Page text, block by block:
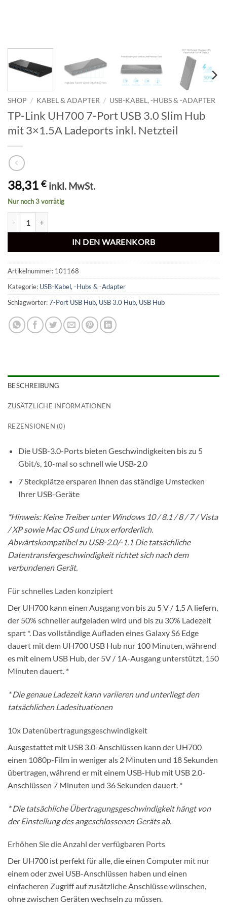
SHOP / KABEL & ADAPTER / USB-KABEL, -HUBS & -ADAPTER
TP-Link UH700 7-Port USB 3.0 Slim Hub
mit 3×1.5A Ladeports inkl. Netzteil
38,31 € inkl. MwSt.
Nur noch 3 vorrätig
IN DEN WARENKORB
Artikelnummer: 101168
Kategorie: USB-Kabel, -Hubs & -Adapter
Schlagwörter:7-Port USB Hub, USB 3.0 Hub, USB Hub
BESCHREIBUNG
ZUSÄTZLICHE INFORMATIONEN
REZENSIONEN (0)
Die USB-3.0-Ports bieten Geschwindigkeiten bis zu 5
Gbit/s, 10-mal so schnell wie USB-2.0
7 Steckplätze ersparen Ihnen das ständige Umstecken
Ihrer USB-Geräte
*Hinweis: Keine Treiber unter Windows 10 / 8.1 / 8 / 7 / Vista
/ XP sowie Mac OS und Linux erforderlich.
Abwärtskompatibel zu USB-2.0/-1.1 Die tatsächliche
Datentransfergeschwindigkeit richtet sich nach dem
verbundenen Gerät.
Für schnelles Laden konzipiert
Der UH700 kann einen Ausgang von bis zu 5 V / 1,5 A liefern,
der 50% schneller aufgeladen wird und bis zu 30% Ladezeit
spart *. Das vollständige Aufladen eines Galaxy S6 Edge
dauert mit dem UH700 USB Hub nur 100 Minuten, während
es mit einem USB Hub, der 5V / 1A-Ausgang unterstützt, 150
Minuten dauert. *
* Die genaue Ladezeit kann variieren und unterliegt den
tatsächlichen Ladesituationen
10x Datenübertragungsgeschwindigkeit
Ausgestattet mit USB 3.0-Anschlüssen kann der UH700
einen 1080p-Film in weniger als 2 Minuten und 18 Sekunden
übertragen, während er mit einem USB-Hub mit USB 2.0-
Anschlüssen 7 Minuten und 36 Sekunden dauert. *
* Die tatsächliche Übertragungsgeschwindigkeit hängt von
der Einstellung des angeschlossenen Geräts ab.
Erhöhen Sie die Anzahl der verfügbaren Ports
Der UH700 ist perfekt für alle, die einen Computer mit nur
einem oder zwei USB-Anschlüssen haben und einen
einfacheren Zugriff auf zusätzliche Anschlüsse wünschen,
ohne zwischen Geräten wechseln zu müssen.